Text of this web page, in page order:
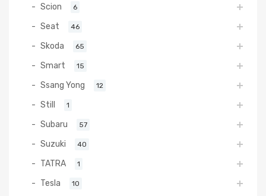
Scion 6
Seat 46
Skoda 65
Smart 15
Ssang Yong 12
Still 1
Subaru 57
Suzuki 40
TATRA 1
Tesla 10